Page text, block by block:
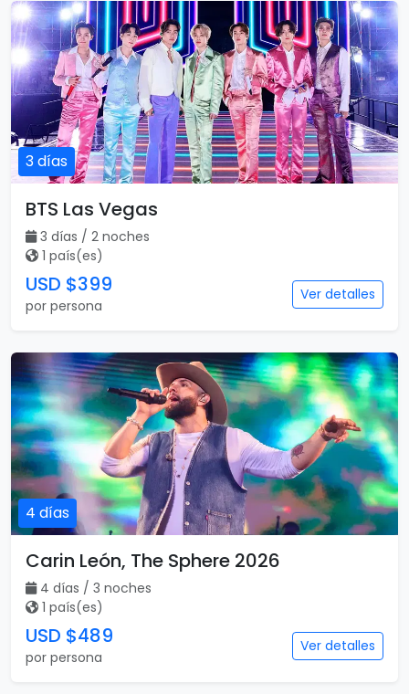
3 días
BTS Las Vegas
3 días / 2 noches
1 país(es)
USD $399
por persona
Ver detalles
4 días
Carin León, The Sphere 2026
4 días / 3 noches
1 país(es)
USD $489
por persona
Ver detalles